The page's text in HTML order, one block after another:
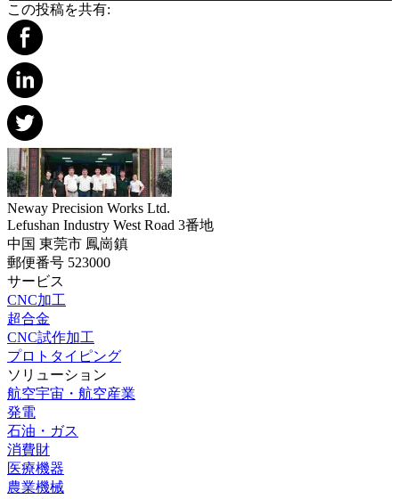
この投稿を共有:
Neway Precision Works Ltd.
Lefushan Industry West Road 3番地
中国 東莞市 鳳崗鎮
郵便番号 523000
サービス
CNC加工
超合金
CNC試作加工
プロトタイピング
ソリューション
航空宇宙・航空産業
発電
石油・ガス
消費財
医療機器
農業機械